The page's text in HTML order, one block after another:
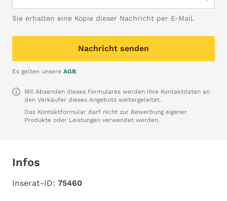
Sie erhalten eine Kopie dieser Nachricht per E-Mail.
Nachricht senden
Es gelten unsere AGB.
Mit Absenden dieses Formulares werden Ihre Kontaktdaten an
den Verkäufer dieses Angebots weitergeleitet.
Das Kontaktformular darf nicht zur Bewerbung eigener
Produkte oder Leistungen verwendet werden.
Infos
Inserat-ID: 75460